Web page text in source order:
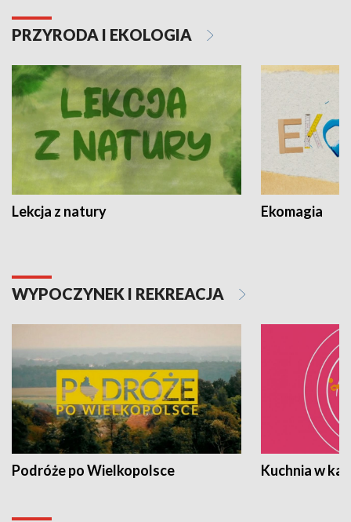
PRZYRODA I EKOLOGIA
Lekcja z natury Ekomagia
WYPOCZYNEK I REKREACJA
Podróże po Wielkopolsce Kuchnia w